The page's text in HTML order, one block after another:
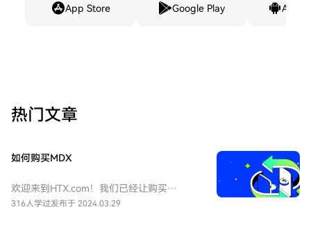
App Store Google Play
热门文章
如何购买MDX
欢迎来到HTX.com！我们已经让购买
Mdex（MDX）变得简单而便捷。跟随我们
316人学过发布于 2024.03.29